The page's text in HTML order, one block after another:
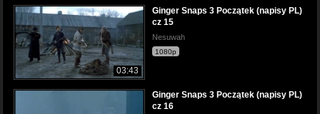
03:43
Ginger Snaps 3 Początek (napisy PL)
cz 15
Nesuwah
1080p
Ginger Snaps 3 Początek (napisy PL)
cz 16